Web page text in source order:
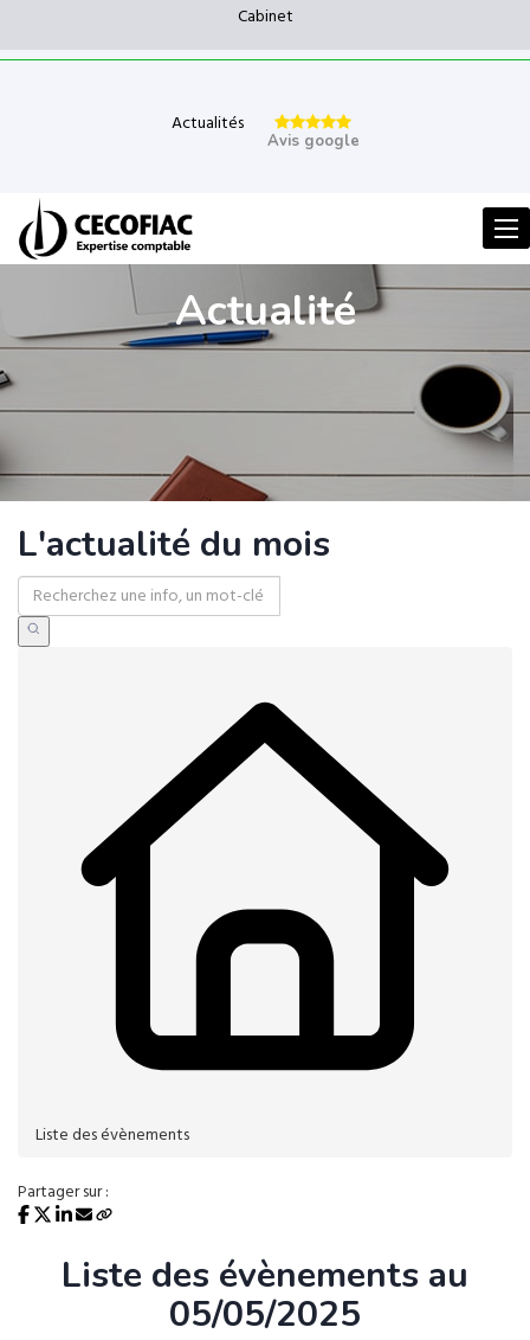
Cabinet
Actualités
Avis google
Actualité
L'actualité du mois
Liste des évènements
Partager sur :
Liste des évènements au
05/05/2025